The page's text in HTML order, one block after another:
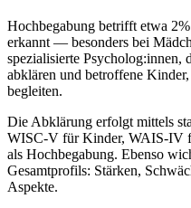
Hochbegabung betrifft etwa
erkannt — besonders bei
spezialisierte Psycholog:innen,
abklären und betroffene
begleiten.
Die Abklärung erfolgt mittels
WISC-V für Kinder, WAIS-IV
als Hochbegabung. Ebenso
Gesamtprofils: Stärken,
Aspekte.